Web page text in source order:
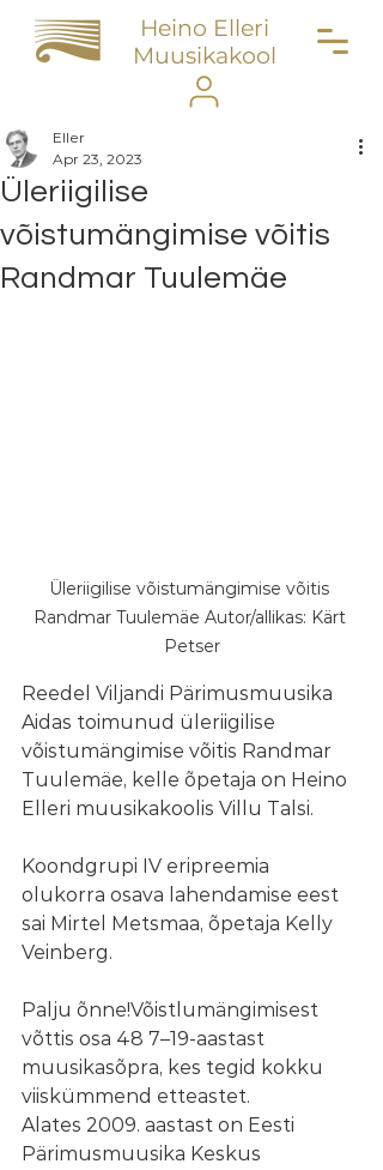
Heino Elleri
Muusikakool
Üleriigilise
võistumängimise võitis
Randmar Tuulemäe
Eller
Apr 23, 2023
Üleriigilise võistumängimise võitis
Randmar Tuulemäe Autor/allikas: Kärt
Petser
Reedel Viljandi Pärimusmuusika
Aidas toimunud üleriigilise
võistumängimise võitis Randmar
Tuulemäe, kelle õpetaja on Heino
Elleri muusikakoolis Villu Talsi.
Koondgrupi IV eripreemia
olukorra osava lahendamise eest
sai Mirtel Metsmaa, õpetaja Kelly
Veinberg.
Palju õnne!Võistlumängimisest
võttis osa 48 7–19-aastast
muusikasõpra, kes tegid kokku
viiskümmend etteastet.
Alates 2009. aastast on Eesti
Pärimusmuusika Keskus